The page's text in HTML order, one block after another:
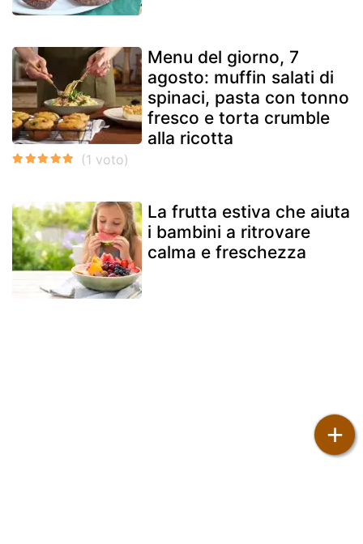
Menu del giorno, 7
agosto: muffin salati di
spinaci, pasta con tonno
fresco e torta crumble
alla ricotta
La frutta estiva che aiuta
i bambini a ritrovare
calma e freschezza
+